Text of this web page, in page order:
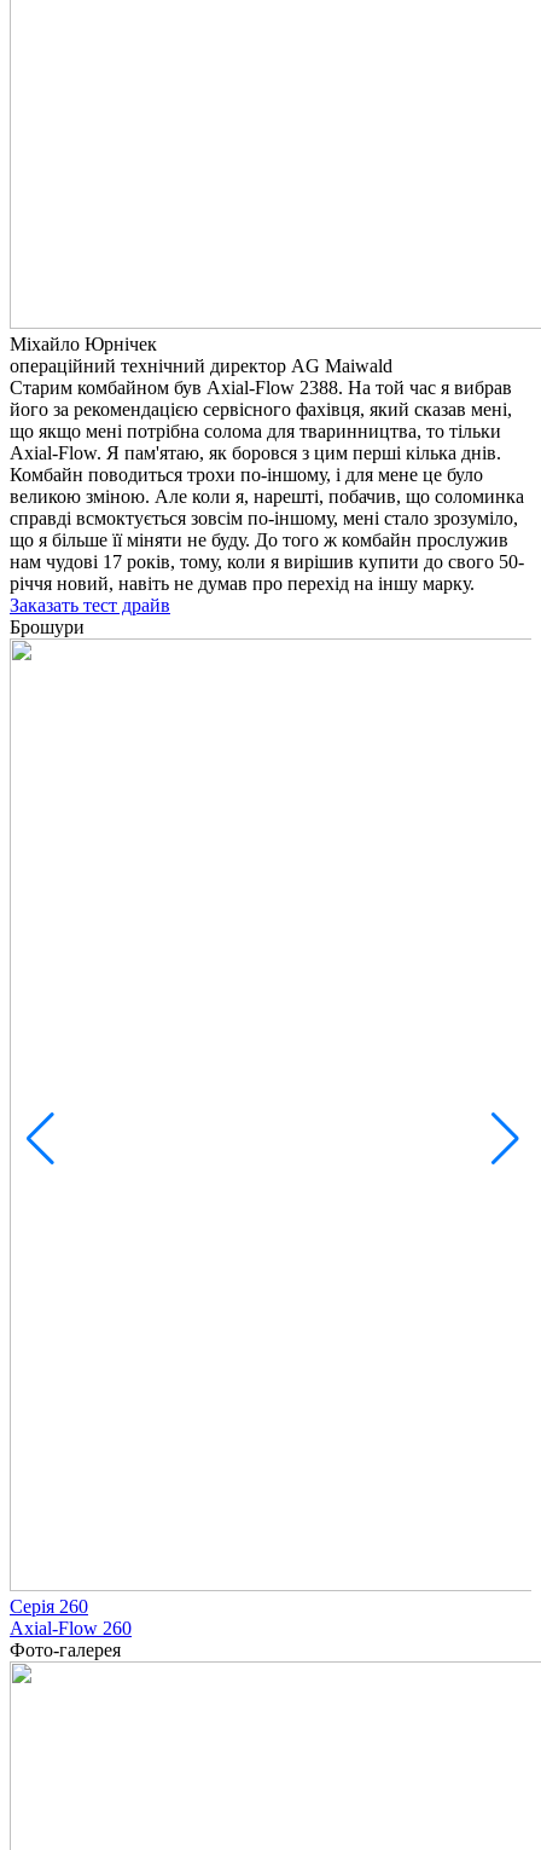
Міхайло Юрнічек
операційний технічний директор AG Maiwald
Старим комбайном був Axial-Flow 2388. На той час я вибрав
його за рекомендацією сервісного фахівця, який сказав мені,
що якщо мені потрібна солома для тваринництва, то тільки
Axial-Flow. Я пам'ятаю, як боровся з цим перші кілька днів.
Комбайн поводиться трохи по-іншому, і для мене це було
великою зміною. Але коли я, нарешті, побачив, що соломинка
справді всмоктується зовсім по-іншому, мені стало зрозуміло,
що я більше її міняти не буду. До того ж комбайн прослужив
нам чудові 17 років, тому, коли я вирішив купити до свого 50-
річчя новий, навіть не думав про перехід на іншу марку.
Заказать тест драйв
Брошури
Серія 260
Axial-Flow 260
Фото-галерея